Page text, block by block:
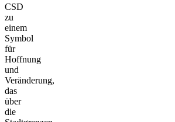
CSD
zu
einem
Symbol
für
Hoffnung
und
Veränderung,
das
über
die